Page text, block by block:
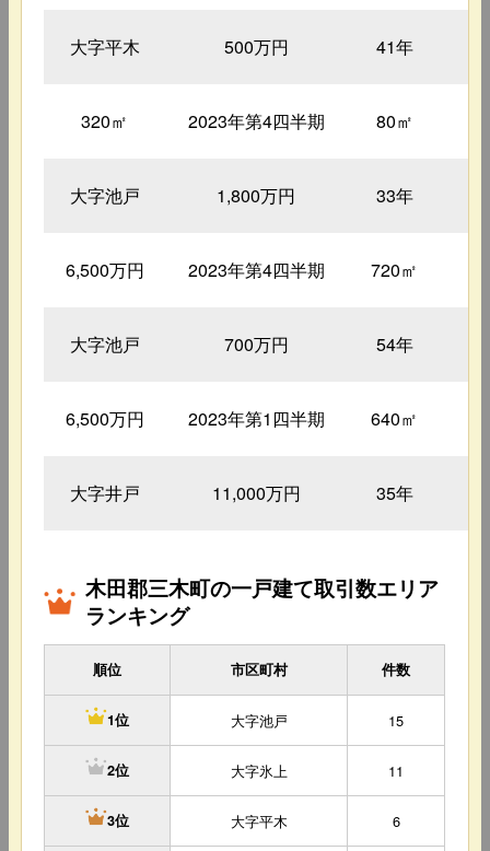
大字平木 500万円 41年
320㎡ 2023年第4四半期 80㎡
大字池戸 1,800万円 33年
6,500万円 2023年第4四半期 720㎡
大字池戸 700万円 54年
6,500万円 2023年第1四半期 640㎡
大字井戸 11,000万円 35年
木田郡三木町の一戸建て取引数エリア
ランキング
順位 市区町村 件数
1位 大字池戸 15
2位 大字氷上 11
3位 大字平木 6